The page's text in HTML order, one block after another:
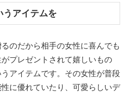
うアイテムを
のだから相手の女性に喜んでも
プレゼントされて嬉しいもの
アイテムです。その女性が普段
に優れていたり、可愛らしいデ